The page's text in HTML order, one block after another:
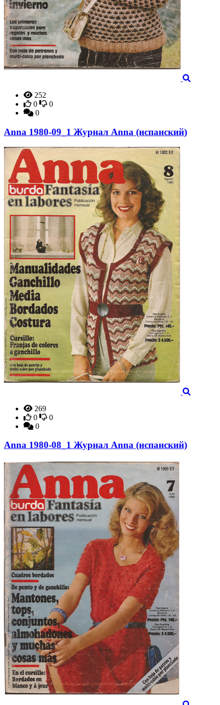
252
0
0
0
Anna 1980-09_1 Журнал Anna (испанский)
269
0
0
0
Anna 1980-08_1 Журнал Anna (испанский)